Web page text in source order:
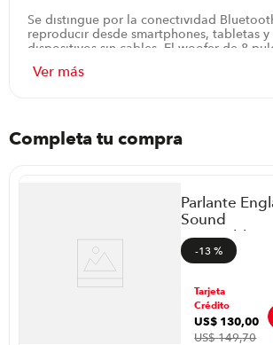
Se distingue por la conectividad
reproducir desde smartphones, tabletas
dispositivos sin cables. El woofer de 8
mantienen nítidas para voces y corridos
diferentes ambientes, desde sala de estar
control de volumen y reproducción se
Para completar, en casa, en la terraza o
encuentros improvisados, ofrece un
disfruta sin cables y sin complicaciones.
simple facilita empezar a reproducir en
mientras el diseño compacto se integra
espacio. En resumen, es una opción
quienes buscan calidad y libertad para
en pequeños grupos. Permite
depender de enchufes ni equipos
Completa tu compra
Parlante
Sound
recargable
portátil 15”,
Bluetooth y
micrófono
incluido,
ES-EPIC RM
-13 %
Tarjeta
Crédito
US$ 130,00
US$149,70